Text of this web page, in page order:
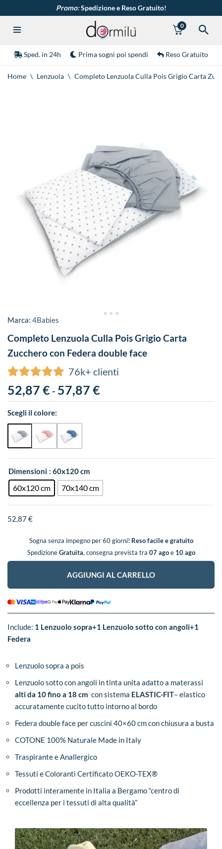
Vai
contenuto
Promo:Spedizione e Reso Gratuito!
0
Sped. in 24h Prima sogni poi spendi Reso Gratuito
Home \ Lenzuola \ Completo Lenzuola Culla Pois Grigio Carta
Marca: 4Babies
Completo Lenzuola Culla Pois Grigio Carta
Zucchero con Federa double face
76k+ clienti
52,87 € - 57,87 €
Scegli il colore:
Dimensioni : 60x120 cm
60x120 cm 70x140 cm
52,87€
Sogna senza impegno per 60 giorni! Reso facile e gratuito
SpedizioneGratuita, consegna prevista tra 07 agoe 10 ago
AGGIUNGI AL CARRELLO
Include: 1 Lenzuolo sopra+1 Lenzuolo sotto con angoli+1
Federa
Lenzuolo sopra a pois
Lenzuolo sotto con angoli in tinta unita adatto a materassi
alti da 10 fino a 18 cm con sistema ELASTIC-FIT– elastico
accuratamente cucito tutto intorno al bordo
Federa double face per cuscini 40×60 cm con chiusura a busta
COTONE 100% Naturale Made in Italy
Traspirante e Anallergico
Tessuti e Coloranti Certificato OEKO-TEX®
Prodotti interamente in Italia a Bergamo “centro di
eccellenza per i tessuti di alta qualità”